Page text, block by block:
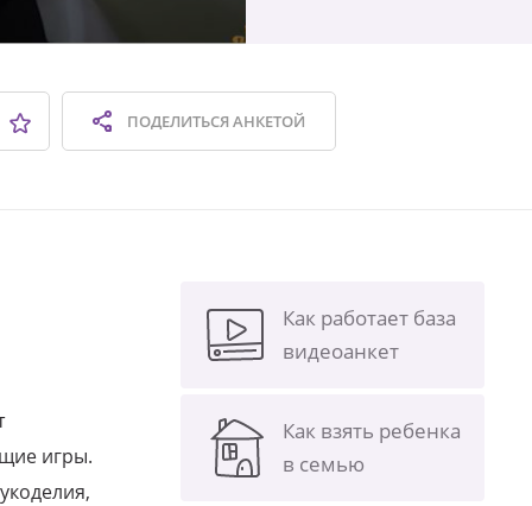
ПОДЕЛИТЬСЯАНКЕТОЙ
игры.
Как работает база
видеоанкет
Как взять ребенка
в семью